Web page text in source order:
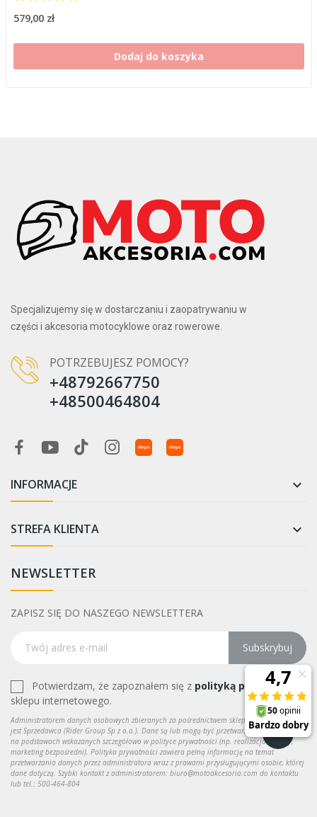
579,00 zł
Dodaj do koszyka
Specjalizujemy się w dostarczaniu i zaopatrywaniu w
części i akcesoria motocyklowe oraz rowerowe.
POTRZEBUJESZ POMOCY?
+48792667750
+48500464804
INFORMACJE 
STREFA KLIENTA 
NEWSLETTER
ZAPISZ SIĘ DO NASZEGO NEWSLETTERA
Subskrybuj
Potwierdzam, że zapoznałem się z polityką prywatności
sklepu internetowego.
Administratorem danych osobowych zbieranych za pośrednictwem sklepu internetowego
jest Sprzedawca (Rider Group Sp z o.o.). Dane są lub mogą być przetwarzane w celach oraz
na podstawach wskazanych szczegółowo w polityce prywatności (np. realizacja umowy,
marketing bezpośredni). Polityka prywatności zawiera pełną informację na temat
przetwarzania danych przez administratora wraz z prawami przysługującymi osobie, której
dane dotyczą. Szybki kontakt z administratorem: biuro@motoakcesoria.com do kontaktu
lub tel.: 500-464-804